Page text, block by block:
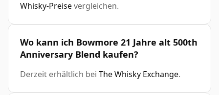
Whisky-Preisevergleichen.
Wo kann ich Bowmore 21 Jahre alt 500th
Anniversary Blend kaufen?
Derzeit erhältlich bei The Whisky Exchange.